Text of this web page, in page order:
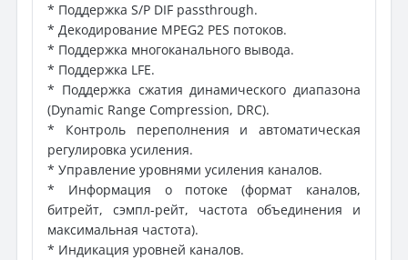
* Поддержка S/P DIF passthrough.
* Декодирование MPEG2 PES потоков.
* Поддержка многоканального вывода.
* Поддержка LFE.
* Поддержка сжатия динамического диапазона
(Dynamic Range Compression, DRC).
* Контроль переполнения и автоматическая
регулировка усиления.
* Управление уровнями усиления каналов.
* Информация о потоке (формат каналов,
битрейт, сэмпл-рейт, частота объединения и
максимальная частота).
* Индикация уровней каналов.